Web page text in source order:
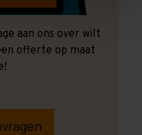
aan ons over wilt
offerte op maat